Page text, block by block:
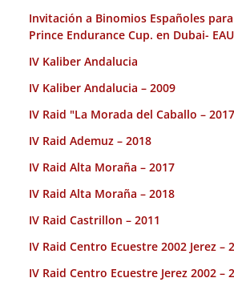
Invitación a Binomios Españoles
Prince Endurance Cup. en Dubai- EAU
IV Kaliber Andalucia
IV Kaliber Andalucia – 2009
IV Raid "La Morada del Caballo – 2017
IV Raid Ademuz – 2018
IV Raid Alta Moraña – 2017
IV Raid Alta Moraña – 2018
IV Raid Castrillon – 2011
IV Raid Centro Ecuestre 2002 Jerez –
IV Raid Centro Ecuestre Jerez 2002 –